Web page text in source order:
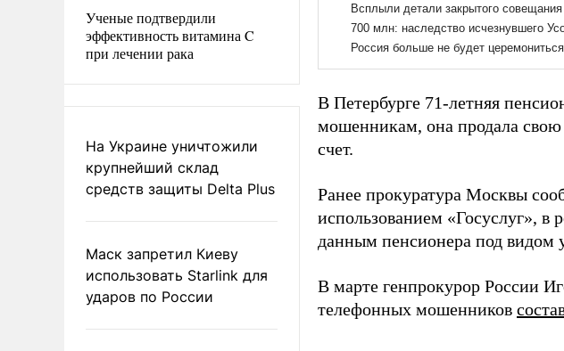
Ученые подтвердили
эффективность витамина C
при лечении рака
На Украине уничтожили
крупнейший склад
средств защиты Delta Plus
Маск запретил Киеву
использовать Starlink для
ударов по России
В Петербурге 71-летняя
мошенникам, она продала свою
счет.
Ранее прокуратура Москвы
использованием «Госуслуг», в
данным пенсионера под видом
В марте генпрокурор России
телефонных мошенников